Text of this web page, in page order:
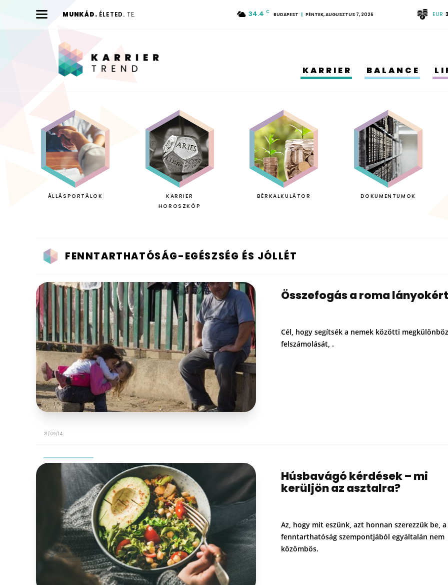
MUNKÁD. ÉLETED. TE. 34.4 C BUDAPEST PÉNTEK, AUGUSZTUS 7, 2026 EUR
KARRIER BALANCE
ÁLLÁSPORTÁLOK
KARRIER
HOROSZKÓP
BÉRKALKULÁTOR DOKUMENTUMOK
FENNTARTHATÓSÁG-EGÉSZSÉG ÉS JÓLLÉT
Összefogás a roma lányokért
Cél, hogy segítsék a nemek közötti
felszámolását, .
21/09/14
Húsbavágó kérdések – mi
kerüljön az asztalra?
Az, hogy mit eszünk, azt honnan szerezzük be, a
fenntarthatóság szempontjából egyáltalán nem
közömbös.